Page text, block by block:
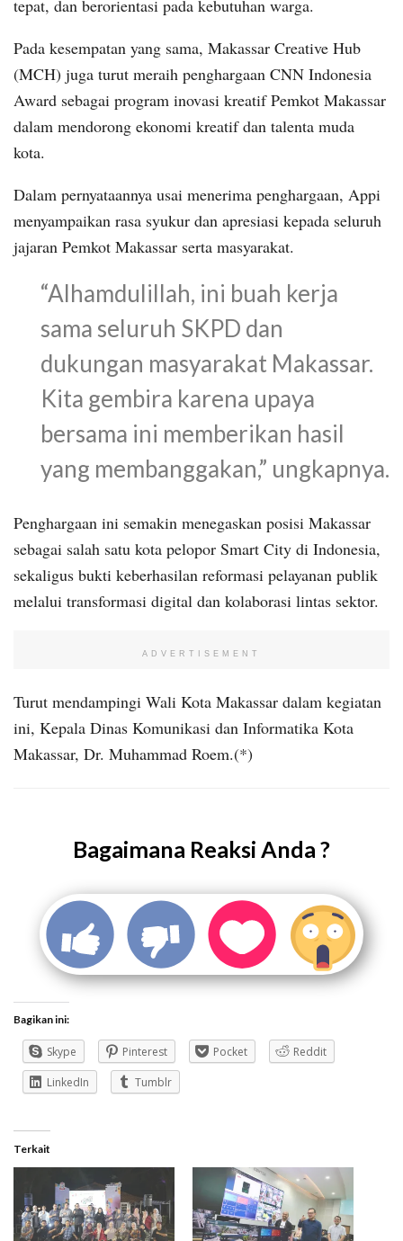
tepat, dan berorientasi pada kebutuhan warga.
Pada kesempatan yang sama, Makassar Creative Hub
(MCH) juga turut meraih penghargaan CNN Indonesia
Award sebagai program inovasi kreatif Pemkot Makassar
dalam mendorong ekonomi kreatif dan talenta muda
kota.
Dalam pernyataannya usai menerima penghargaan, Appi
menyampaikan rasa syukur dan apresiasi kepada seluruh
jajaran Pemkot Makassar serta masyarakat.
“Alhamdulillah, ini buah kerja
sama seluruh SKPD dan
dukungan masyarakat Makassar.
Kita gembira karena upaya
bersama ini memberikan hasil
yang membanggakan,” ungkapnya.
Penghargaan ini semakin menegaskan posisi Makassar
sebagai salah satu kota pelopor Smart City di Indonesia,
sekaligus bukti keberhasilan reformasi pelayanan publik
melalui transformasi digital dan kolaborasi lintas sektor.
ADVERTISEMENT
Turut mendampingi Wali Kota Makassar dalam kegiatan
ini, Kepala Dinas Komunikasi dan Informatika Kota
Makassar, Dr. Muhammad Roem.(*)
Bagaimana Reaksi Anda ?
Bagikan ini:
Skype Pinterest Pocket
Reddit
LinkedIn
Tumblr
Terkait